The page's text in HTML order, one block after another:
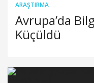
ARAŞTIRMA
Avrupa’da
Küçüldü